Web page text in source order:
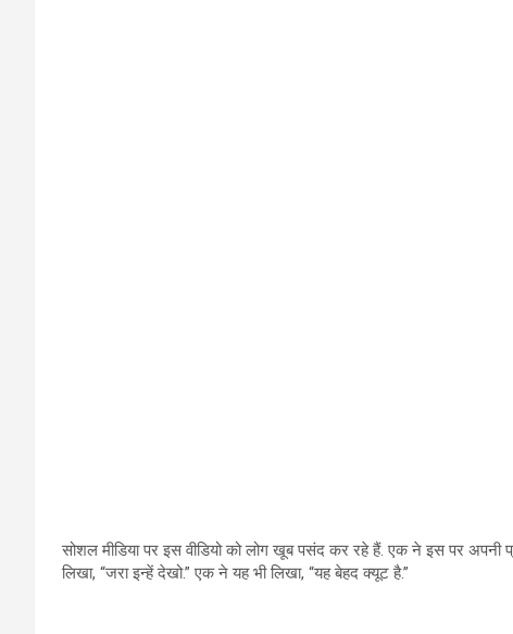
सोशल मीडिया पर इस वीडियो को लोग खूब पसंद कर रहे हैं. एक ने इस पर अपनी
लिखा, “जरा इन्हें देखो.” एक ने यह भी लिखा, “यह बेहद क्यूट है.”